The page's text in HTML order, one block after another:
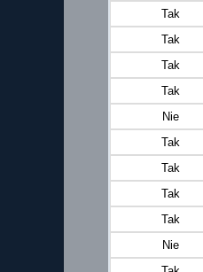
Tak
Tak
Tak
Tak
Nie
Tak
Tak
Tak
Tak
Nie